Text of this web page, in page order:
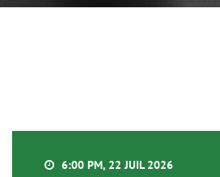
6:00 PM, 22 JUIL 2026